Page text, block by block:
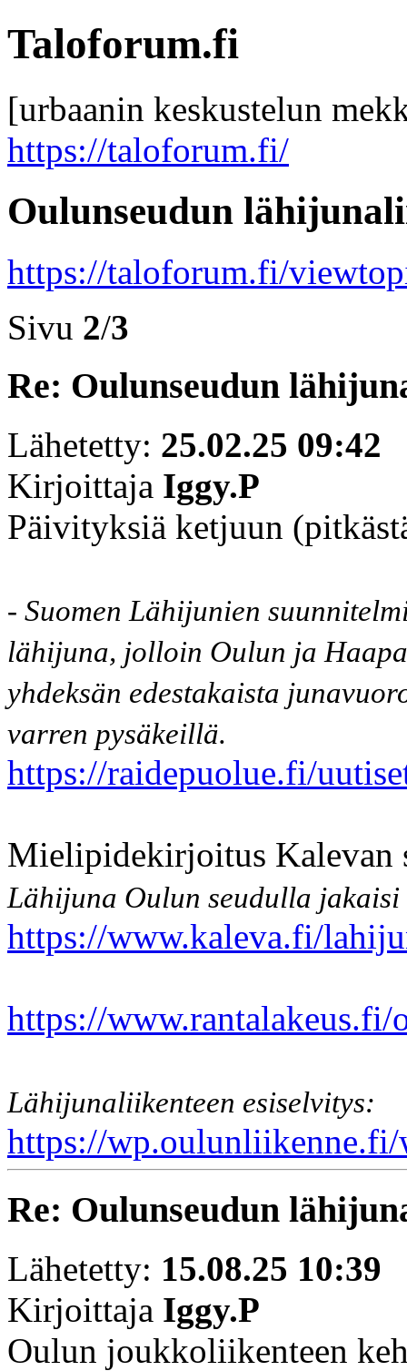
Taloforum.fi
[urbaanin keskustelun
https://taloforum.fi/
Oulunseudun
https://taloforum.fi/
Sivu 2/3
Re: Oulunseudun
Lähetetty: 25.02.25 09:42
Kirjoittaja Iggy.P
Päivityksiä ketjuun
- Suomen Lähijunien
lähijuna, jolloin Oulun ja
yhdeksän edestakaista
varren pysäkeillä.
https://raidepuolue.fi/
Mielipidekirjoitus Kalevan
Lä­hi­ju­na Oulun seu­dul­la
https://www.kaleva.fi/
https://www.rantalakeus.fi/
Lähijunaliikenteen esiselvitys:
https://
Re: Oulunseudun
Lähetetty: 15.08.25 10:39
Kirjoittaja Iggy.P
Oulun joukkoliikenteen